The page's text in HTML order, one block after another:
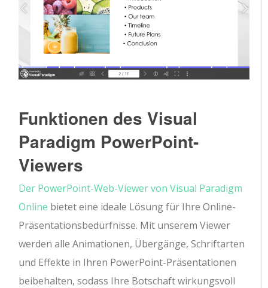
Funktionen des Visual
Paradigm PowerPoint-
Viewers
Der PowerPoint-Web-Viewer von Visual Paradigm
Online bietet eine ideale Lösung für Ihre Online-
Präsentationsbedürfnisse. Mit unserem Viewer
werden alle Animationen, Übergänge, Schriftarten
und Effekte in Ihren PowerPoint-Präsentationen
beibehalten, sodass Ihre Botschaft wirkungsvoll